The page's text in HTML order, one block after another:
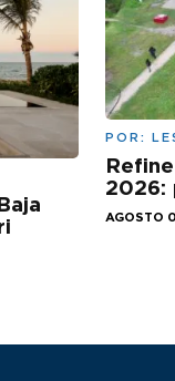
POR:
2026:
AGOSTO